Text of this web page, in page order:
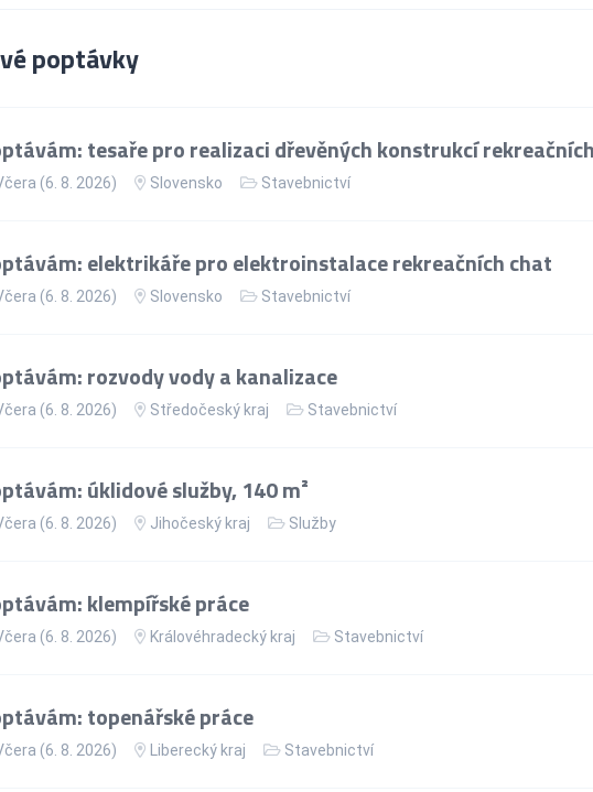
poptávky
tesaře pro realizaci dřevěných konstrukcí
(6. 8. 2026) Slovensko Stavebnictví
elektrikáře pro elektroinstalace rekreačních chat
(6. 8. 2026) Slovensko Stavebnictví
rozvody vody a kanalizace
(6. 8. 2026) Středočeský kraj Stavebnictví
úklidové služby, 140 m²
(6. 8. 2026) Jihočeský kraj Služby
klempířské práce
(6. 8. 2026) Královéhradecký kraj Stavebnictví
topenářské práce
(6. 8. 2026) Liberecký kraj Stavebnictví